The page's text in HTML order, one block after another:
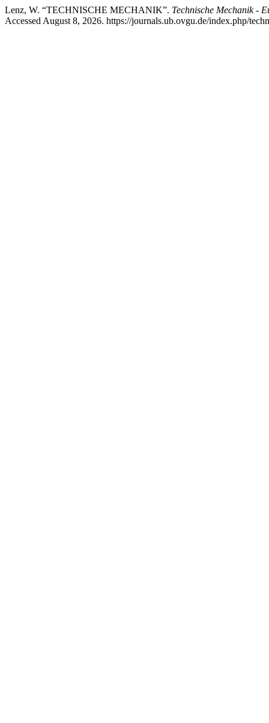
Lenz, W. “TECHNISCHE MECHANIK”. Technische Mechanik -
Accessed August 8, 2026. https://journals.ub.ovgu.de/index.php/